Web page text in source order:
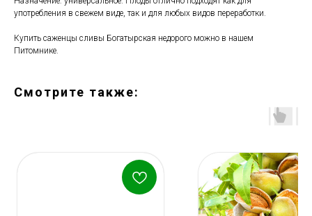
употребления в свежем виде, так и для любых видов переработки.
Купить саженцы сливы Богатырская недорого можно в нашем
Питомнике.
Смотрите также: